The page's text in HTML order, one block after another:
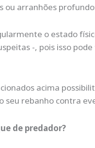
ou arranhões
o estado
-, pois isso
acima
seu rebanho contra
de predador?